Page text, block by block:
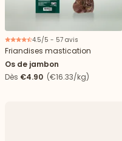
vers le bas
4.5/5 - 57 avis
Friandises mastication
Os de jambon
Dès €4.90 (€16.33/kg)